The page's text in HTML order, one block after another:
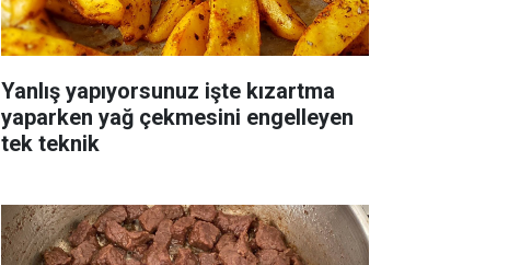
Yanlış yapıyorsunuz işte kızartma
yaparken yağ çekmesini engelleyen
tek teknik